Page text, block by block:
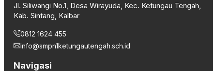
Jl. Siliwangi No.1, Desa Wirayuda, Kec. Ketungau Tengah,
Kab. Sintang, Kalbar
0812 1624 455
info@smpn1ketungautengah.sch.id
Navigasi